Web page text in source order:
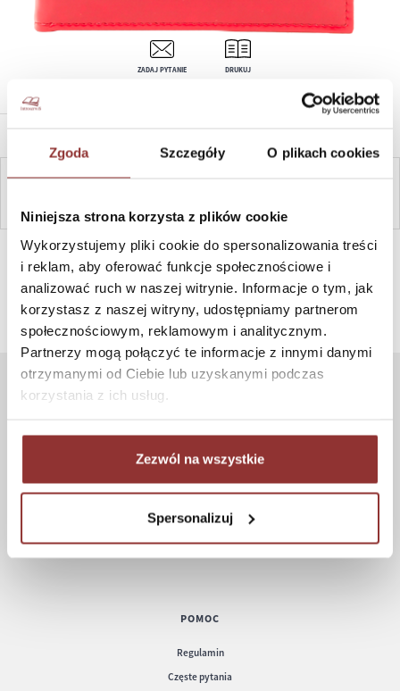
Zgoda Szczegóły O plikach cookies
Niniejsza strona korzysta z plików cookie
Wykorzystujemy pliki cookie do spersonalizowania treści
i reklam, aby oferować funkcje społecznościowe i
analizować ruch w naszej witrynie. Informacje o tym, jak
korzystasz z naszej witryny, udostępniamy partnerom
społecznościowym, reklamowym i analitycznym.
Partnerzy mogą połączyć te informacje z innymi danymi
otrzymanymi od Ciebie lub uzyskanymi podczas
korzystania z ich usług.
Zezwól na wszystkie
Spersonalizuj
ZADAJ PYTANIE DRUKUJ
SZYBKI KONTAKT PN-PT, 8-16, +48 698 291 992, +48 608
Jak kupować
Czas realizacji zamówienia
Formy płatności
POMOC
Regulamin
Częste pytania